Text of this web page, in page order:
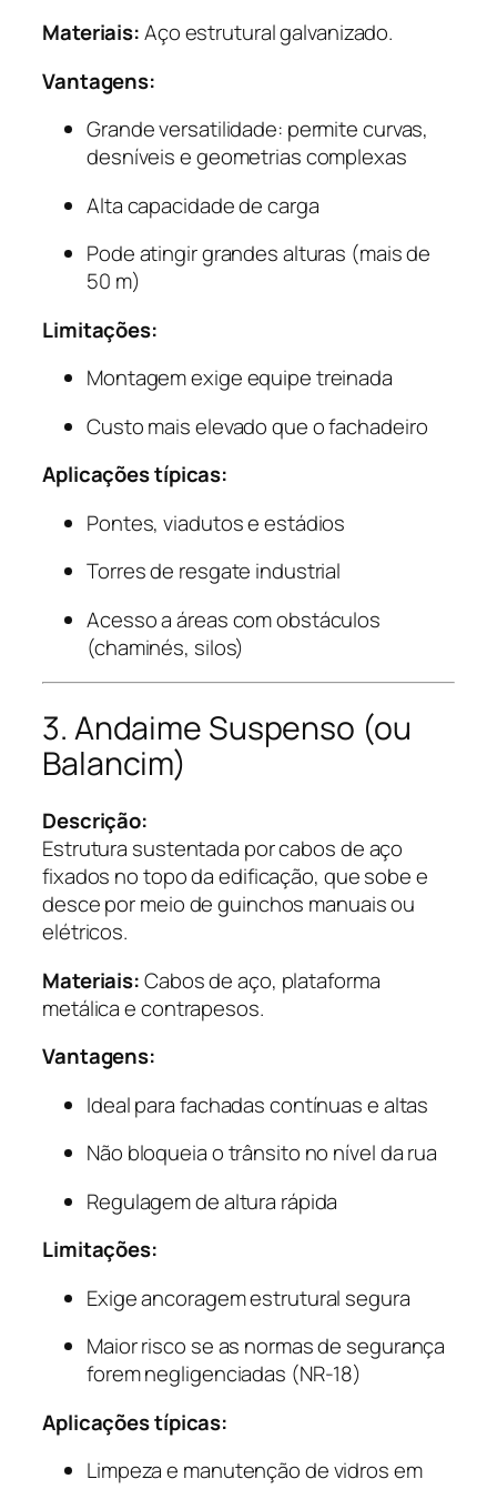
Materiais:Aço estrutural galvanizado.
Vantagens:
Grande versatilidade: permite curvas,
desníveis e geometrias complexas
Alta capacidade de carga
Pode atingir grandes alturas (mais de
50 m)
Limitações:
Montagem exige equipe treinada
Custo mais elevado que o fachadeiro
Aplicações típicas:
Pontes, viadutos e estádios
Torres de resgate industrial
Acesso a áreas com obstáculos
(chaminés, silos)
3. Andaime Suspenso (ou
Balancim)
Descrição:
Estrutura sustentada por cabos de aço
fixados no topo da edificação, que sobe e
desce por meio de guinchos manuais ou
elétricos.
Materiais:Cabos de aço, plataforma
metálica e contrapesos.
Vantagens:
Ideal para fachadas contínuas e altas
Não bloqueia o trânsito no nível da rua
Regulagem de altura rápida
Limitações:
Exige ancoragem estrutural segura
Maior risco se as normas de segurança
forem negligenciadas (NR-18)
Aplicações típicas:
Limpeza e manutenção de vidros em